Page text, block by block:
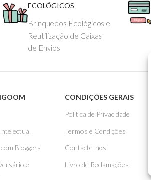
ECOLÓGICOS
Brinquedos Ecológicos e
Reutilização de Caixas
de Envios
Bloggers
e
CONDIÇÕES GERAIS
Politica de Privacidade
Termos e Condições
Contacte-nos
Livro de Reclamações